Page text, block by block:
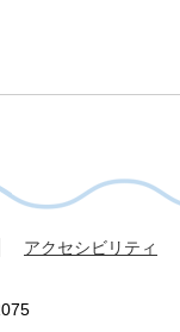
アクセシビリティ